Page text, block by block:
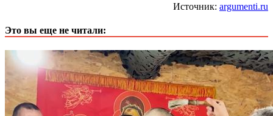
Источник: argumenti.ru
Это вы еще не читали: